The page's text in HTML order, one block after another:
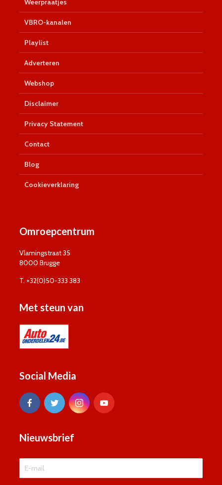
VBRO-kanalen
Playlist
Adverteren
Webshop
Disclaimer
Privacy Statement
Contact
Blog
Cookieverklaring
Omroepcentrum
Vlamingstraat 35
8000 Brugge
T. +32(0)50-333 383
Met steun van
Social Media
Nieuwsbrief